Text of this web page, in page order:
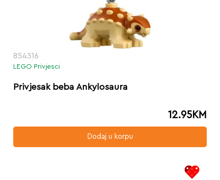
854316
LEGO Privjesci
Privjesak beba Ankylosaura
12.95KM
Dodaj u korpu